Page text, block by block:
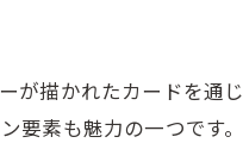
が描かれたカードを通
要素も魅力の一つです